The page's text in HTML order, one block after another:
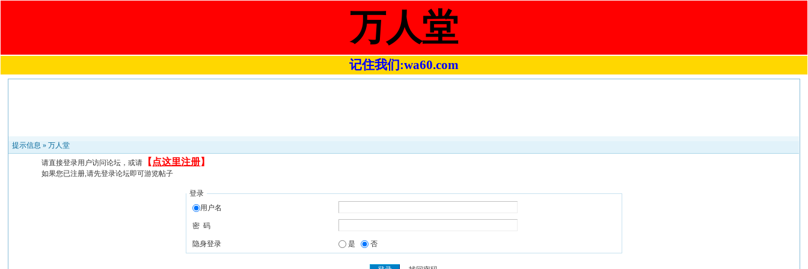
万人堂
记住我们:wa60.com
提示信息 »万人堂
请直接登录用户访问论坛，或请 【 点这里注册】
如果您已注册,请先登录论坛即可游览帖子
登录
用户名
密 码
隐身登录 是 否